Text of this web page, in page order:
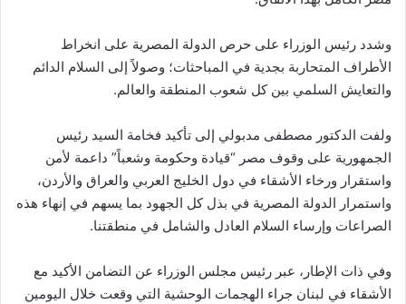
وشدد رئيس الوزراء على حرص الدولة المصرية على انخراط
الأطراف المتحاربة بجدية في المباحثات؛ وصولاً إلى السلام الدائم
والتعايش السلمي بين كل شعوب المنطقة والعالم.
ولفت الدكتور مصطفى مدبولي إلى تأكيد فخامة السيد رئيس
الجمهورية على وقوف مصر “قيادة وحكومة وشعباً” داعمة لأمن
واستقرار ورخاء الأشقاء في دول الخليج العربي والعراق والأردن،
واستمرار الدولة المصرية في بذل كل الجهود بما يسهم في إنهاء هذه
الصراعات وإرساء السلام العادل والشامل في منطقتنا.
وفي ذات الإطار، عبر رئيس مجلس الوزراء عن التضامن الأكيد مع
الأشقاء في لبنان جراء الهجمات الوحشية التي وقعت خلال اليومين